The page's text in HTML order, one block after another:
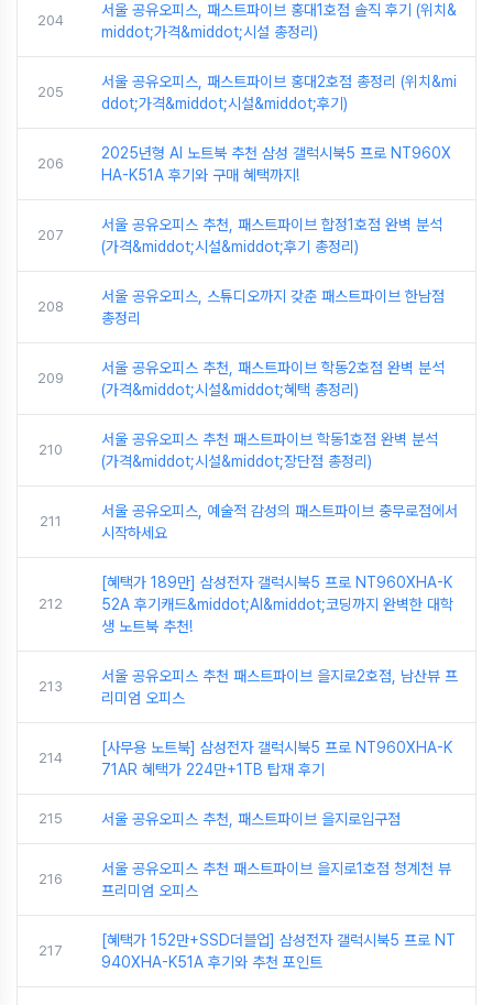
204
서울 공유오피스, 패스트파이브 홍대1호점 솔직 후기 (위치&
middot;가격&middot;시설 총정리)
205
서울 공유오피스, 패스트파이브 홍대2호점 총정리 (위치&mi
ddot;가격&middot;시설&middot;후기)
206
2025년형 AI 노트북 추천 삼성 갤럭시북5 프로 NT960X
HA-K51A 후기와 구매 혜택까지!
207
서울 공유오피스 추천, 패스트파이브 합정1호점 완벽 분석
(가격&middot;시설&middot;후기 총정리)
208
서울 공유오피스, 스튜디오까지 갖춘 패스트파이브 한남점
총정리
209
서울 공유오피스 추천, 패스트파이브 학동2호점 완벽 분석
(가격&middot;시설&middot;혜택 총정리)
210
서울 공유오피스 추천 패스트파이브 학동1호점 완벽 분석
(가격&middot;시설&middot;장단점 총정리)
211
서울 공유오피스, 예술적 감성의 패스트파이브 충무로점에서
시작하세요
212
[혜택가 189만] 삼성전자 갤럭시북5 프로 NT960XHA-K
52A 후기캐드&middot;AI&middot;코딩까지 완벽한 대학
생 노트북 추천!
213
서울 공유오피스 추천 패스트파이브 을지로2호점, 남산뷰 프
리미엄 오피스
214
[사무용 노트북] 삼성전자 갤럭시북5 프로 NT960XHA-K
71AR 혜택가 224만+1TB 탑재 후기
215 서울 공유오피스 추천, 패스트파이브 을지로입구점
216
서울 공유오피스 추천 패스트파이브 을지로1호점 청계천 뷰
프리미엄 오피스
217
[혜택가 152만+SSD더블업] 삼성전자 갤럭시북5 프로 NT
940XHA-K51A 후기와 추천 포인트